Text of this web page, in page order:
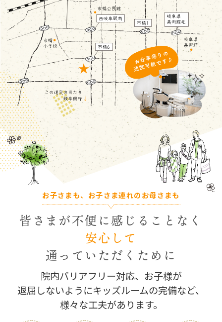
お子さまも、お子さま連れのお母さまも
皆さまが不便に感じることなく
安心して
通っていただくために
院内バリアフリー対応、 お子様が
退屈しないようにキッズルームの完備など、
様々な工夫があります。